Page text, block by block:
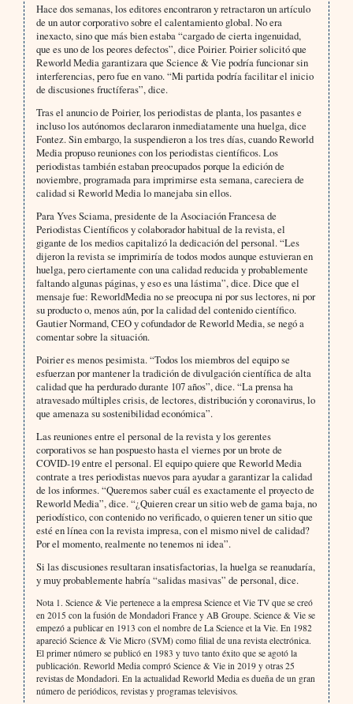
Hace dos semanas, los editores encontraron y retractaron un artículo
de un autor corporativo sobre el calentamiento global. No era
inexacto, sino que más bien estaba “cargado de cierta ingenuidad,
que es uno de los peores defectos”, dice Poirier. Poirier solicitó que
Reworld Media garantizara que Science & Vie podría funcionar sin
interferencias, pero fue en vano. “Mi partida podría facilitar el inicio
de discusiones fructíferas”, dice.
Tras el anuncio de Poirier, los periodistas de planta, los pasantes e
incluso los autónomos declararon inmediatamente una huelga, dice
Fontez. Sin embargo, la suspendieron a los tres días, cuando Reworld
Media propuso reuniones con los periodistas científicos. Los
periodistas también estaban preocupados porque la edición de
noviembre, programada para imprimirse esta semana, careciera de
calidad si Reworld Media lo manejaba sin ellos.
Para Yves Sciama, presidente de la Asociación Francesa de
Periodistas Científicos y colaborador habitual de la revista, el
gigante de los medios capitalizó la dedicación del personal. “Les
dijeron la revista se imprimiría de todos modos aunque estuvieran en
huelga, pero ciertamente con una calidad reducida y probablemente
faltando algunas páginas, y eso es una lástima”, dice. Dice que el
mensaje fue: ReworldMedia no se preocupa ni por sus lectores, ni por
su producto o, menos aún, por la calidad del contenido científico.
Gautier Normand, CEO y cofundador de Reworld Media, se negó a
comentar sobre la situación.
Poirier es menos pesimista. “Todos los miembros del equipo se
esfuerzan por mantener la tradición de divulgación científica de alta
calidad que ha perdurado durante 107 años”, dice. “La prensa ha
atravesado múltiples crisis, de lectores, distribución y coronavirus, lo
que amenaza su sostenibilidad económica”.
Las reuniones entre el personal de la revista y los gerentes
corporativos se han pospuesto hasta el viernes por un brote de
COVID-19 entre el personal. El equipo quiere que Reworld Media
contrate a tres periodistas nuevos para ayudar a garantizar la calidad
de los informes. “Queremos saber cuál es exactamente el proyecto de
Reworld Media”, dice. “¿Quieren crear un sitio web de gama baja, no
periodístico, con contenido no verificado, o quieren tener un sitio que
esté en línea con la revista impresa, con el mismo nivel de calidad?
Por el momento, realmente no tenemos ni idea”.
Si las discusiones resultaran insatisfactorias, la huelga se reanudaría,
y muy probablemente habría “salidas masivas” de personal, dice.
Nota 1. Science & Vie pertenece a la empresa Science et Vie TV que se creó
en 2015 con la fusión de Mondadori France y AB Groupe. Science & Vie se
empezó a publicar en 1913 con el nombre de La Science et la Vie. En 1982
apareció Science & Vie Micro (SVM) como filial de una revista electrónica.
El primer número se publicó en 1983 y tuvo tanto éxito que se agotó la
publicación. Reworld Media compró Science & Vie in 2019 y otras 25
revistas de Mondadori. En la actualidad Reworld Media es dueña de un gran
número de periódicos, revistas y programas televisivos.